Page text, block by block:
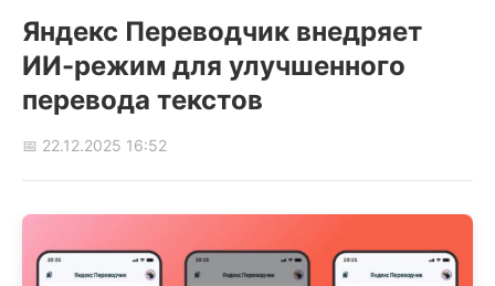
Яндекс Переводчик внедряет
ИИ-режим для улучшенного
перевода текстов
📅 22.12.2025 16:52